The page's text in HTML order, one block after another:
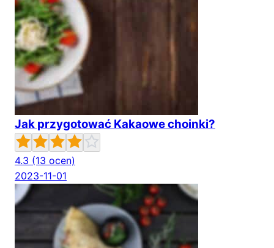
Jak przygotować Kakaowe choinki?
4.3 (13 ocen)
2023-11-01